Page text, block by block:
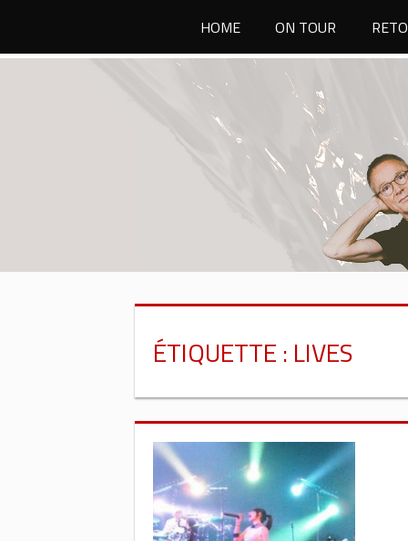
contenu
HOME ON TOUR
ÉTIQUETTE : LIVES